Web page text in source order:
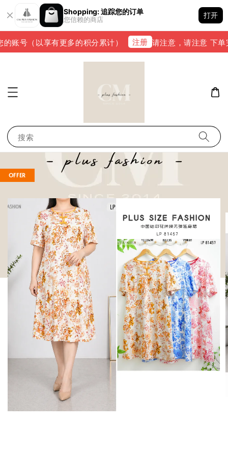
Shopping: 追踪您的订单
您信赖的商店
打开
账号（以享有更多的积分累计） 注册 请注意，请注意 下
搜索
OFFER